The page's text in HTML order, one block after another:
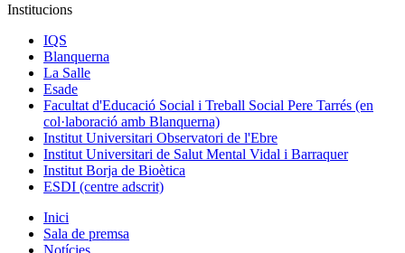
Institucions
IQS
Blanquerna
La Salle
Esade
Facultat d'Educació Social i Treball Social Pere Tarrés (en
col·laboració amb Blanquerna)
Institut Universitari Observatori de l'Ebre
Institut Universitari de Salut Mental Vidal i Barraquer
Institut Borja de Bioètica
ESDI (centre adscrit)
Inici
Sala de premsa
Notícies